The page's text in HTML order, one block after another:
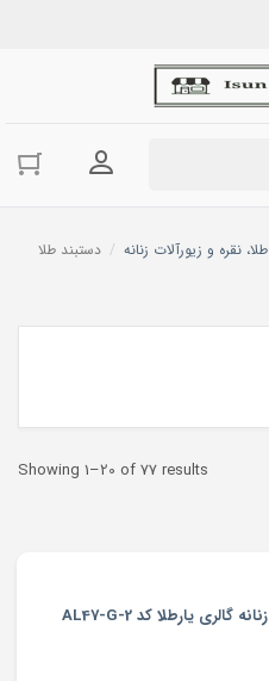
ورود به
طلا، نقره و زیورآلات زنانه / دستبند طلا
Showing 1–20 of 77 results